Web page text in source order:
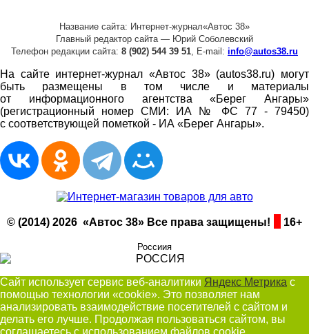
Название сайта: Интернет-журнал«Автос 38»
Главный редактор сайта — Юрий Соболевский
Телефон редакции сайта: 8 (902) 544 39 51, E-mail: info@autos38.ru
На сайте интернет-журнал «Автос 38» (autos38.ru) могут
быть размещены в том числе и материалы
от информационного агентства «Берег Ангары»
(регистрационный номер СМИ: ИА № ФС 77 - 79450)
с соответствующей пометкой - ИА «Берег Ангары».
© (2014) 2026 «Автос 38» Все права защищены! 16+
Россиия
Сайт использует сервис веб-аналитики Яндекс Метрика с
помощью технологии «cookie». Это позволяет нам
анализировать взаимодействие посетителей с сайтом и
делать его лучше. Продолжая пользоваться сайтом, вы
соглашаетесь с использованием файлов cookie